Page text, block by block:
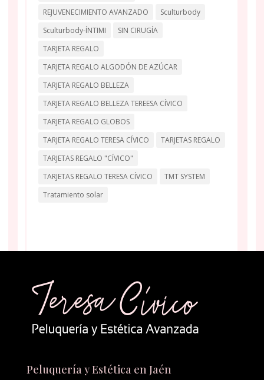
REJUVENECIMIENTO AVANZADO
Sculturbody
Sculturbody-ÍNTIMI
SIN CIRUGÍA
TARJETA REGALO
TARJETA REGALO ALGODÓN DE AZÚCAR
TARJETA REGALO BELLEZA
TARJETA REGALO BELLEZA TEREESA CÍVICO
TARJETA REGALO GLOBOS
TARJETA REGALO TERESA CÍVICO
TARJETAS REGALO
TARJETAS REGALO "CÍVICO"
TARJETAS REGALO TERESA CÍVICO
TMT SYSTEM
Tratamiento solar
Peluquería y Estética en Jaén